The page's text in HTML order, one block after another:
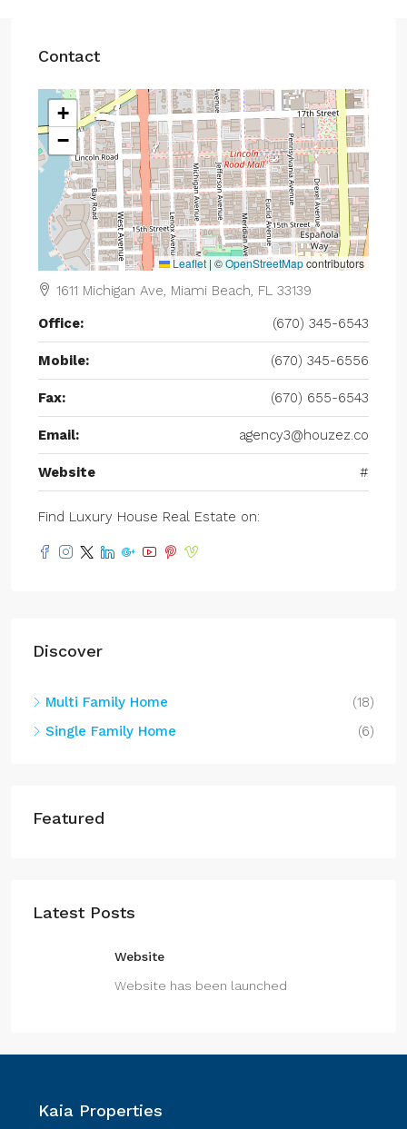
Contact
+
−
Leaflet | ©OpenStreetMapcontributors
1611 Michigan Ave, Miami Beach, FL 33139
Office:
(670) 345-6543
Mobile: (670) 345-6556
Fax: (670) 655-6543
Email: agency3@houzez.co
Website #
Find Luxury House Real Estate on:
Discover
Multi Family Home
(18)
Single Family Home
(6)
Featured
Latest Posts
Website
Website has been launched
Kaia Properties